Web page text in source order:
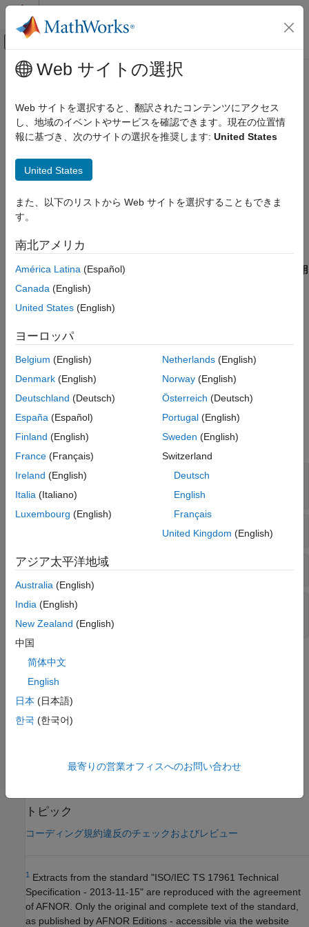
コンテンツへスキップ
オフキャンバス ナビゲーション メ
ドキュメンテーションのホーム
コード検証
Polyspace Bug Finder
Polyspace Bug Finder の結果
ISO/IEC TS 17961 ルール
項目一覧
説明
例
チェック情報
参考
メインコンテンツ
ISO/IEC TS 17961 [libptr]
Forming invalid pointers by library function
説明
Polyspace 実装
このチェッカーは以下の問題をチェックします。
最大バッファー サイズのチェックがないパス操作関数を使用
しています
標準ライブラリ メモリ ルーチンの無効な使用
標準ライブラリ文字列ルーチンの無効な使用。
す。
例
すべて展開する
最大バッファー サイズのチェックがないパス操
作関数を使用しています
標準ライブラリ メモリ ルーチンの無効な使用
標準ライブラリ文字列ルーチンの無効な使用
文字列操作で格納先バッファーがオーバーフロ
ーしています
チェック情報
決定可能性:
バージョン履歴
R2019a で導入
トピック
コーディング規約違反のチェックおよびレビュー
1 Extracts from the standard "ISO/IEC TS 17961 Technical
Specification - 2013-11-15" are reproduced with the agreement
of AFNOR. Only the original and complete text of the standard,
as published by AFNOR Editions - accessible via the website
Web サイトの選択
Web サイトを選択すると、翻訳されたコンテンツにアクセス
し、地域のイベントやサービスを確認できます。現在の位置情
報に基づき、次のサイトの選択を推奨します: United States
United States
また、以下のリストから Web サイトを選択することもできま
す。
南北アメリカ
América Latina (Español)
Canada (English)
United States (English)
ヨーロッパ
Belgium (English)
Denmark (English)
Deutschland (Deutsch)
España (Español)
Finland (English)
France (Français)
Ireland (English)
Italia (Italiano)
Luxembourg (English)
Netherlands(English)
Norway(English)
Österreich (Deutsch)
Portugal(English)
Sweden (English)
Switzerland
Deutsch
English
Français
United Kingdom (English)
アジア太平洋地域
Australia (English)
India (English)
New Zealand (English)
中国
简体中文
English
日本 (日本語)
한국 (한국어)
最寄りの営業オフィスへのお問い合わせ